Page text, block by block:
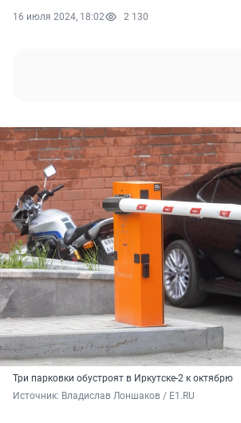
16 июля 2024, 18:02 2 130
Три парковки обустроят в Иркутске-2 к октябрю
Источник: Владислав Лоншаков / E1.RU